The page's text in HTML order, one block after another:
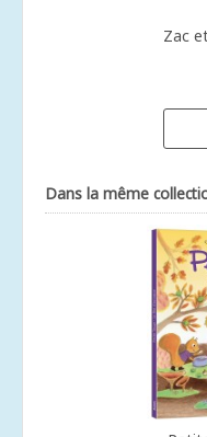
Zac
Dans la même